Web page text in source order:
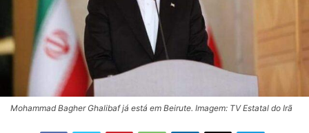
Mohammad Bagher Ghalibaf já está em Beirute. Imagem: TV Estatal do Irã